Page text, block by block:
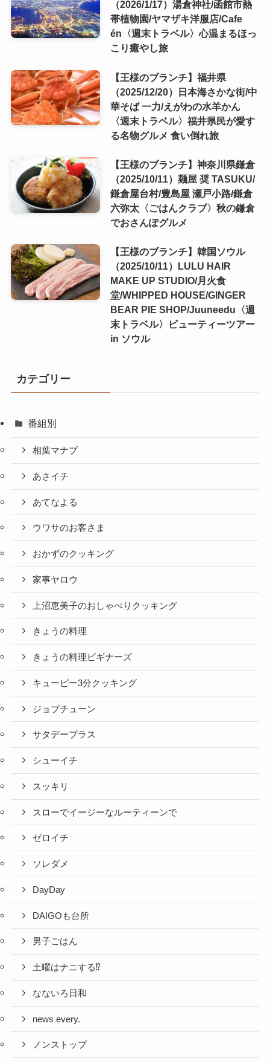
（2026/1/17）湯倉神社/函館市熱
帯植物園/ヤマザキ洋服店/Cafe
én〈週末トラベル〉心温まるほっ
こり癒やし旅
【王様のブランチ】福井県
（2025/12/20）日本海さかな街/中
華そば 一力/えがわの水羊かん
〈週末トラベル〉福井県民が愛す
る名物グルメ 食い倒れ旅
【王様のブランチ】神奈川県鎌倉
（2025/10/11）麺屋 奨 TASUKU/
鎌倉屋台村/豊島屋 瀬戸小路/鎌倉
六弥太〈ごはんクラブ〉秋の鎌倉
でおさんぽグルメ
【王様のブランチ】韓国ソウル
（2025/10/11）LULU HAIR
MAKE UP STUDIO/月火食
堂/WHIPPED HOUSE/GINGER
BEAR PIE SHOP/Juuneedu〈週
末トラベル〉ビューティーツアー
in ソウル
カテゴリー
番組別
相葉マナブ
あさイチ
あてなよる
ウワサのお客さま
おかずのクッキング
家事ヤロウ
上沼恵美子のおしゃべりクッキング
きょうの料理
きょうの料理ビギナーズ
キューピー3分クッキング
ジョブチューン
サタデープラス
シューイチ
スッキリ
スローでイージーなルーティーンで
ゼロイチ
ソレダメ
DayDay
DAIGOも台所
男子ごはん
土曜はナニする⁉
なないろ日和
news every.
ノンストップ